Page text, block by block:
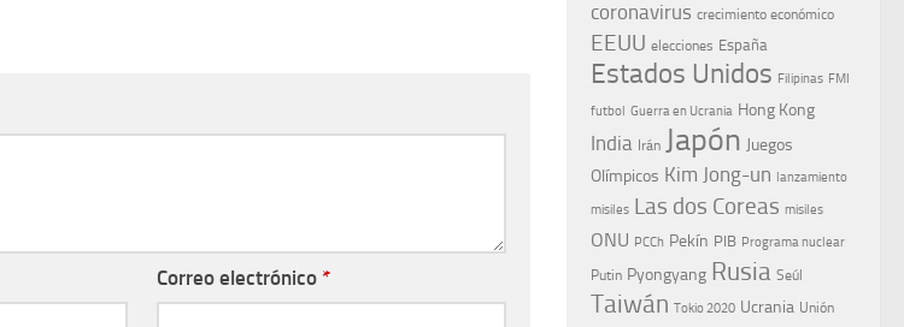
Correo electrónico *
coronavirus crecimiento económico
EEUU elecciones España
Estados Unidos Filipinas FMI
futbol Guerra en Ucrania Hong Kong
India Irán Japón Juegos
Olímpicos Kim Jong-un lanzamiento
misiles Las dos Coreas misiles
ONU PCCh Pekín PIB Programa nuclear
Putin Pyongyang Rusia Seúl
Taiwán Tokio 2020 Ucrania Unión